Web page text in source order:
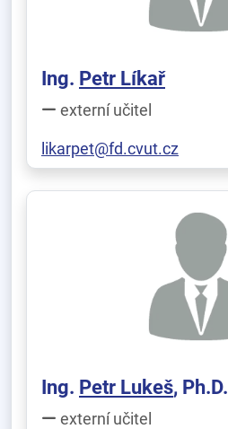
Ing. Petr Líkař
externí učitel
likarpet@fd.cvut.cz
Ing. Petr Lukeš, Ph.D.
externí učitel